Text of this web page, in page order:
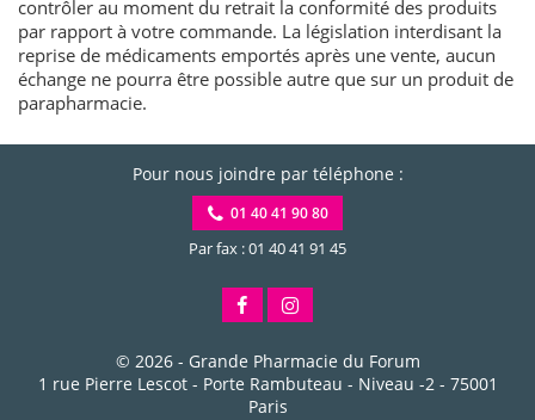
contrôler au moment du retrait la conformité des produits
par rapport à votre commande. La législation interdisant la
reprise de médicaments emportés après une vente, aucun
échange ne pourra être possible autre que sur un produit de
parapharmacie.
Pour nous joindre par téléphone :
01 40 41 90 80
Par fax : 01 40 41 91 45
© 2026 - Grande Pharmacie du Forum
1 rue Pierre Lescot - Porte Rambuteau - Niveau -2- 75001
Paris